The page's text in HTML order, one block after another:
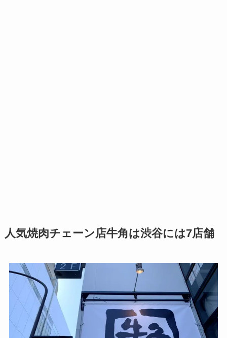
人気焼肉チェーン店牛角は渋谷には7店舗